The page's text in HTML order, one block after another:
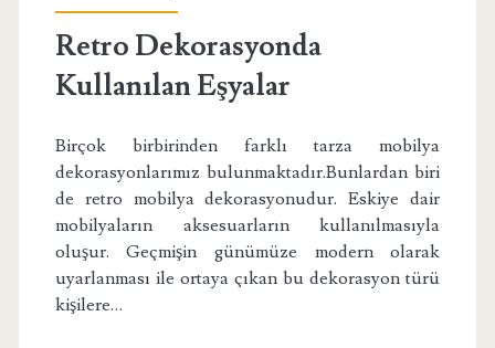
Retro Dekorasyonda
Kullanılan Eşyalar
Birçok birbirinden farklı tarza mobilya
dekorasyonlarımız bulunmaktadır.Bunlardan biri
de retro mobilya dekorasyonudur. Eskiye dair
mobilyaların aksesuarların kullanılmasıyla
oluşur. Geçmişin günümüze modern olarak
uyarlanması ile ortaya çıkan bu dekorasyon türü
kişilere…